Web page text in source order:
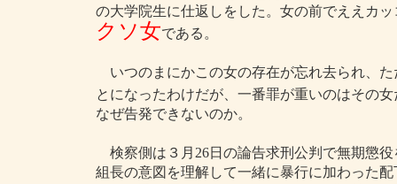
の大学院生に仕返しをした。女の前でええカ
クソ女である。
いつのまにかこの女の存在が忘れ去られ、
とになったわけだが、一番罪が重いのはその
なぜ告発できないのか。
検察側は３月26日の論告求刑公判で無期懲
組長の意図を理解して一緒に暴行に加わった